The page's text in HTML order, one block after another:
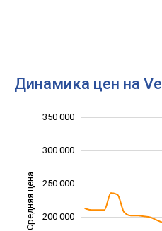
Динамика цен на
Средняя цена 200 000
250 000
300 000
350 000